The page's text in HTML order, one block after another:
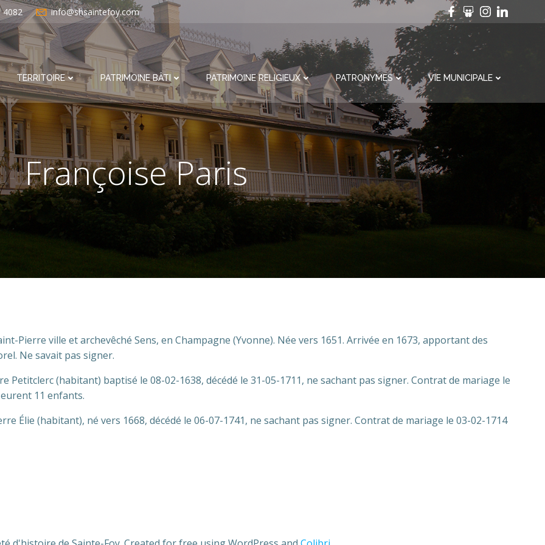
4082 info@shsaintefoy.com
TERRITOIRE PATRIMOINE BÂTI PATRIMOINE RELIGIEUX PATRONYMES VIE MUNICIPALE
Françoise Paris
Pierre ville et archevêché Sens, en Champagne (Yvonne). Née vers 1651. Arrivée en 1673, apportant des
Ne savait pas signer.
Petitclerc (habitant) baptisé le 08-02-1638, décédé le 31-05-1711, ne sachant pas signer. Contrat de mariage le
11 enfants.
Élie (habitant), né vers 1668, décédé le 06-07-1741, ne sachant pas signer. Contrat de mariage le 03-02-1714